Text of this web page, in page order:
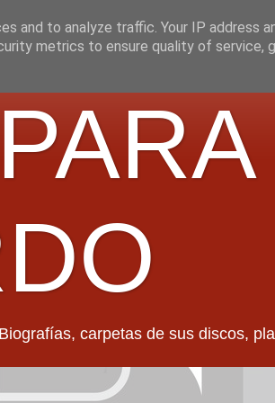
carpetas de sus discos,
and to analyze traffic. Your IP address
metrics to ensure quality of service,